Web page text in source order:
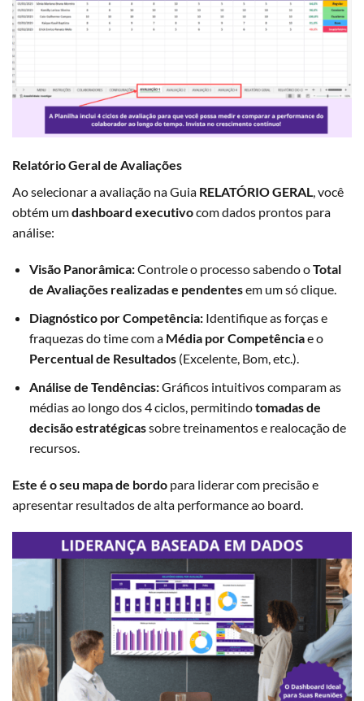
Relatório Geral de Avaliações
Ao selecionar a avaliação na Guia RELATÓRIO GERAL , você
obtém umdashboard executivocom dados prontos para
análise:
Visão Panorâmica:Controle o processo sabendo oTotal
de Avaliações realizadas e pendentesem um só clique.
Diagnóstico por Competência:Identifique as forças e
fraquezas do time com a Média por Competênciae o
Percentual de Resultados(Excelente, Bom, etc.).
Análise de Tendências:Gráficos intuitivos comparam as
médias ao longo dos 4 ciclos, permitindotomadas de
decisão estratégicassobre treinamentos e realocação de
recursos.
Este é o seu mapa de bordo para liderar com precisão e
apresentar resultados de alta performance ao board.